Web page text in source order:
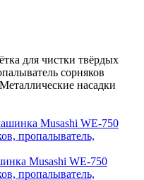
для чистки твёрдых
сорняков
Металлические насадки
Musashi WE-750
пропалыватель,